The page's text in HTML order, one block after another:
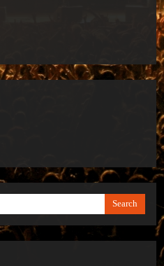
Search